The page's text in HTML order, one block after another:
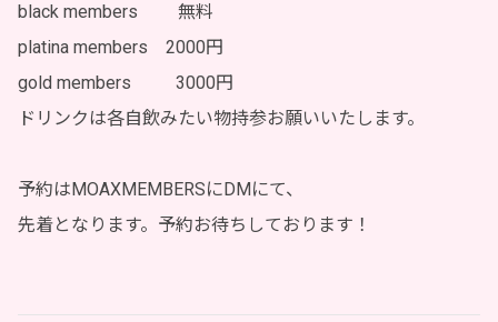
black members 無料
platina members 2000円
gold members 3000円
ドリンクは各自飲みたい物持参お願いいたします。
予約はMOAXMEMBERSにDMにて、
先着となります。予約お待ちしております！